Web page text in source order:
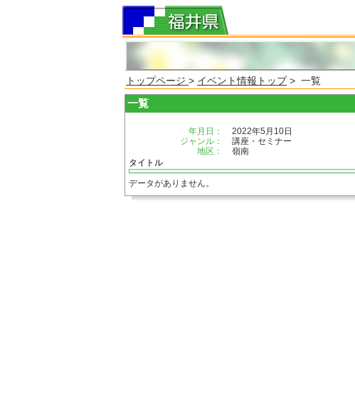
トップページ > イベント情報トップ> 一覧
一覧
年月日：
2022年5月10日
ジャンル：
講座・セミナー
地区：
嶺南
タイトル
データがありません。